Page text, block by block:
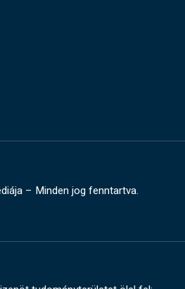
– Minden jog fenntartva.